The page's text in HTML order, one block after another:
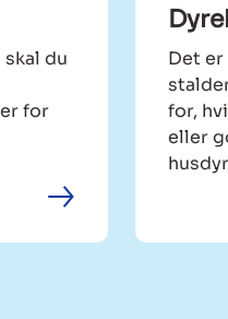
du
for
Det
for,
eller